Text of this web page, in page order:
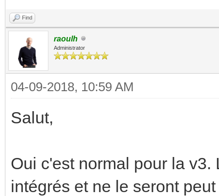
Find
raoulh
Administrator
04-09-2018, 10:59 AM
Salut,
Oui c'est normal pour la
intégrés et ne le seront